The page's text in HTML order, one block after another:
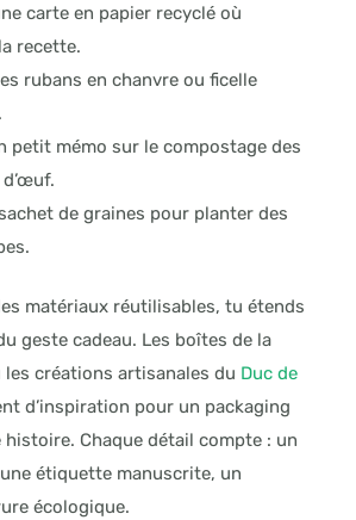
carte en papier recyclé où
recette.
rubans en chanvre ou ficelle
petit mémo sur le compostage des
de graines pour planter des
matériaux réutilisables, tu étends
geste cadeau. Les boîtes de la
les créations artisanales du Duc de
d’inspiration pour un packaging
Chaque détail compte : un
étiquette manuscrite, un
écologique.